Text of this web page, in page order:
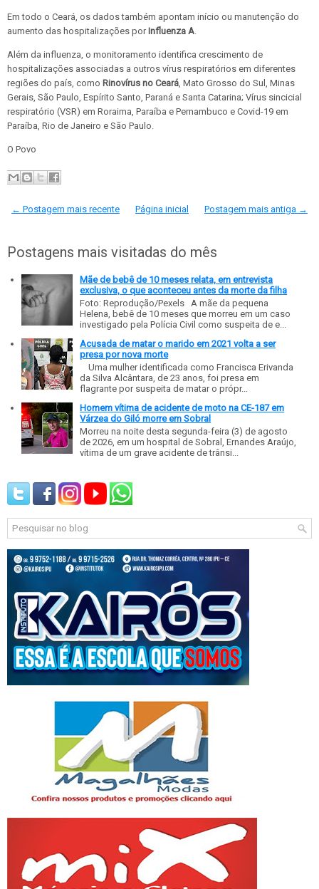
Em todo o Ceará, os dados também apontam início ou manutenção do
aumento das hospitalizações por Influenza A
Além da influenza, o monitoramento identifica crescimento de
hospitalizações associadas a outros vírus respiratórios em diferentes
regiões do país, como Rinovírus no Ceará , Mato Grosso do Sul, Minas
Gerais, São Paulo, Espírito Santo, Paraná e Santa Catarina; Vírus sincicial
respiratório (VSR) em Roraima, Paraíba e Pernambuco e Covid-19 em
Paraíba, Rio de Janeiro e São Paulo.
O Povo
← Postagem mais recente Postagem mais antiga →
Página inicial
Postagens mais visitadas do mês
Mãe de bebê de 10 meses relata, em entrevista
exclusiva, o que aconteceu antes da morte da filha
Foto: Reprodução/Pexels A mãe da pequena
Helena, bebê de 10 meses que morreu em um caso
investigado pela Polícia Civil como suspeita de e...
Acusada de matar o marido em 2021 volta a ser
presa por nova morte
Uma mulher identificada como Francisca Erivanda
da Silva Alcântara, de 23 anos, foi presa em
flagrante por suspeita de matar o própr...
Homem vítima de acidente de moto na CE-187 em
Várzea do Giló morre em Sobral
Morreu na noite desta segunda-feira (3) de agosto
de 2026, em um hospital de Sobral, Ernandes Araújo,
vítima de um grave acidente de trânsi...